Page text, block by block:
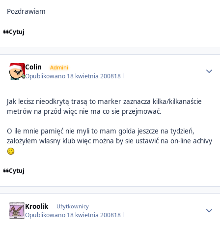
Pozdrawiam
Cytuj
Colin Admini
Opublikowano 18 kwietnia 200818 l
Jak lecisz nieodkrytą trasą to marker zaznacza kilka/kilkanaście
metrów na przód więc nie ma co sie przejmować.
O ile mnie pamięć nie myli to mam golda jeszcze na tydzień,
założyłem własny klub więc można by sie ustawić na on-line achivy
Cytuj
Kroolik Użytkownicy
Opublikowano 18 kwietnia 200818 l